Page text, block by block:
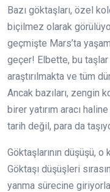
Bazı göktaşları, özel
biçilmez olarak
geçmişte Mars’ta
geçer! Elbette, bu
araştırılmakta ve tüm
Ancak bazıları, zengin
birer yatırım aracı
tarih değil, para da
Göktaşlarının düşüşü,
Göktaşı düşüşleri
yanma sürecine